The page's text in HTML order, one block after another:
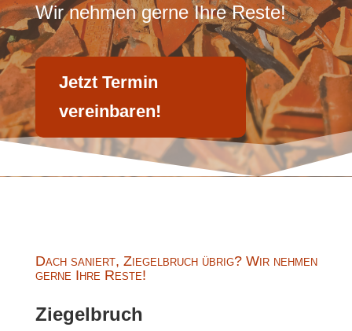
Wir nehmen gerne Ihre Reste!
Jetzt Termin
vereinbaren!
Dach saniert, Ziegelbruch übrig? Wir nehmen
gerne Ihre Reste!
Ziegelbruch